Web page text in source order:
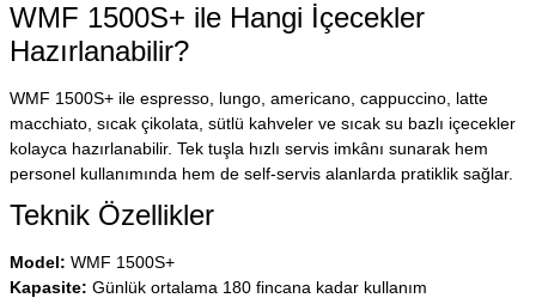
WMF 1500S+ ile Hangi İçecekler
Hazırlanabilir?
WMF 1500S+ ile espresso, lungo, americano, cappuccino, latte
macchiato, sıcak çikolata, sütlü kahveler ve sıcak su bazlı içecekler
kolayca hazırlanabilir. Tek tuşla hızlı servis imkânı sunarak hem
personel kullanımında hem de self-servis alanlarda pratiklik sağlar.
Teknik Özellikler
Model: WMF 1500S+
Kapasite: Günlük ortalama 180 fincana kadar kullanım